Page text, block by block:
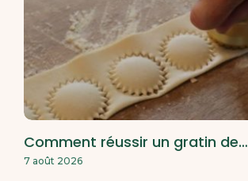
Comment réussir un gratin de…
7 août 2026